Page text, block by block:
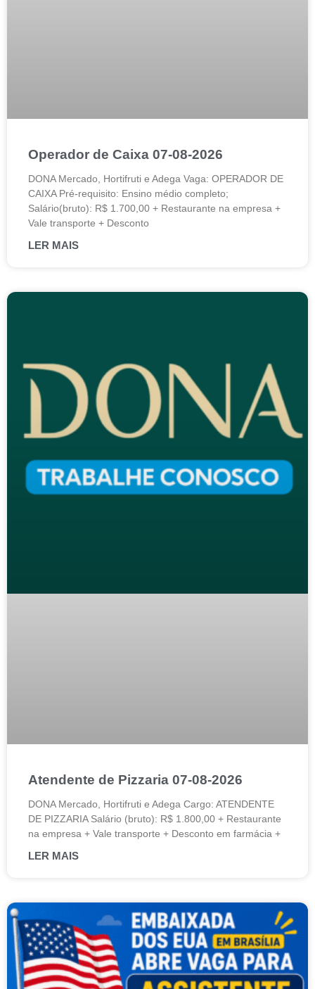
Operador de Caixa 07-08-2026
DONA Mercado, Hortifruti e Adega Vaga: OPERADOR DE
CAIXA Pré-requisito: Ensino médio completo;
Salário(bruto): R$ 1.700,00 + Restaurante na empresa +
Vale transporte + Desconto
LER MAIS
Atendente de Pizzaria 07-08-2026
DONA Mercado, Hortifruti e Adega Cargo: ATENDENTE
DE PIZZARIA Salário (bruto): R$ 1.800,00 + Restaurante
na empresa + Vale transporte + Desconto em farmácia +
LER MAIS